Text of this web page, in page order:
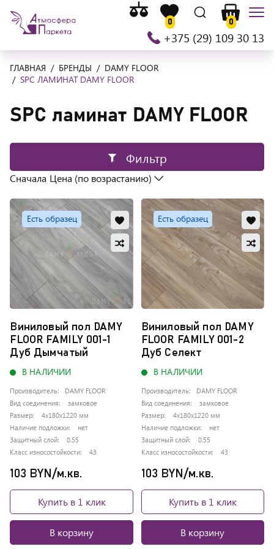
На
главную
+375 (29) 109 30 13
Список
сравненияСписок
желаемого
0 Поиск Корзина
0
ГЛАВНАЯ БРЕНДЫ
DAMY FLOOR
SPC ЛАМИНАТ DAMY FLOOR
SPC ламинат DAMY FLOOR
Фильтр
Сначала
Есть образец
Виниловый пол DAMY
FLOOR FAMILY 001-1
Дуб Дымчатый
Добавить
в
избранное
Обновляю
список...
Добавить
в
сравнение
В НАЛИЧИИ
Производитель:
DAMY FLOOR
Вид соединения:
замковое
Размер:
4x180x1220 мм
Наличие подложки:
нет
Защитный слой:
0.55
Класс износостойкости:
43
103 BYN/м.кв.
Купить в 1 клик
В корзину
Есть образец
Виниловый пол DAMY
FLOOR FAMILY 001-2
Дуб Селект
в
в
В НАЛИЧИИ
Производитель:
DAMY FLOOR
Вид соединения:
замковое
Размер:
4x180x1220 мм
Наличие подложки:
нет
Защитный слой:
0.55
Класс износостойкости:
43
103 BYN/м.кв.
Купить в 1 клик
В корзину